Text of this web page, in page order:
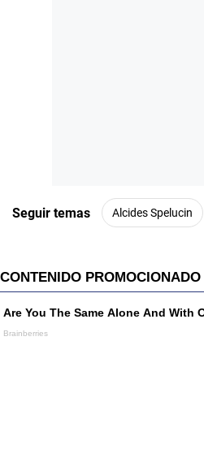
Seguir temas Alcides Spelucin